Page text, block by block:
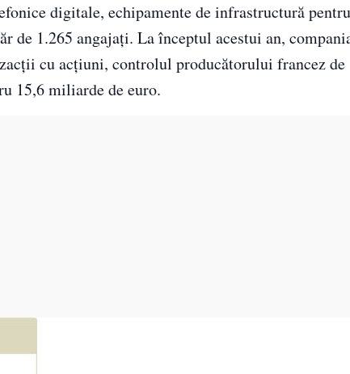
digitale, echipamente de infrastructură
de 1.265 angajați. La începtul acestui an,
cu acțiuni, controlul producătorului francez de
15,6 miliarde de euro.